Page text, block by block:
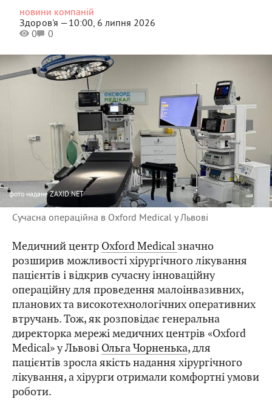
новини компаній
Здоров'я —10:00, 6 липня 2026
0
0
фото надане ZAXID.NET
Сучасна операційна в Oxford Medical у Львові
Медичний центр Oxford Medical значно
розширив можливості хірургічного лікування
пацієнтів і відкрив сучасну інноваційну
операційну для проведення малоінвазивних,
планових та високотехнологічних оперативних
втручань. Тож, як розповідає генеральна
директорка мережі медичних центрів «Oxford
Medical» у Львові Ольга Чорненька, для
пацієнтів зросла якість надання хірургічного
лікування, а хірурги отримали комфортні умови
роботи.